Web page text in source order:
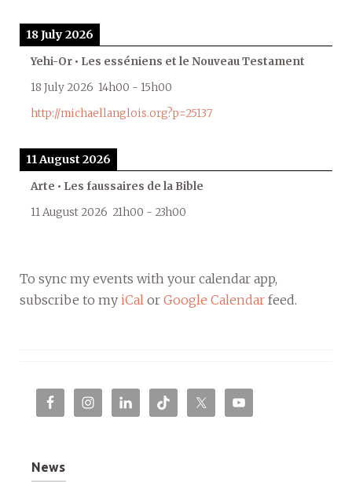
18 July 2026
Yehi-Or • Les esséniens et le Nouveau Testament
18 July 2026 14h00 - 15h00
http://michaellanglois.org?p=25137
11 August 2026
Arte • Les faussaires de la Bible
11 August 2026 21h00 - 23h00
To sync my events with your calendar app,
subscribe to my iCal or Google Calendar feed.
News